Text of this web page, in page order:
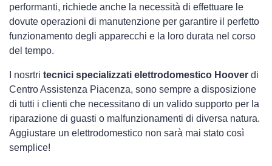
performanti, richiede anche la necessità di effettuare le
dovute operazioni di manutenzione per garantire il perfetto
funzionamento degli apparecchi e la loro durata nel corso
del tempo.
I nosrtri tecnici specializzati elettrodomestico Hoover di
Centro Assistenza Piacenza, sono sempre a disposizione
di tutti i clienti che necessitano di un valido supporto per la
riparazione di guasti o malfunzionamenti di diversa natura.
Aggiustare un elettrodomestico non sarà mai stato così
semplice!